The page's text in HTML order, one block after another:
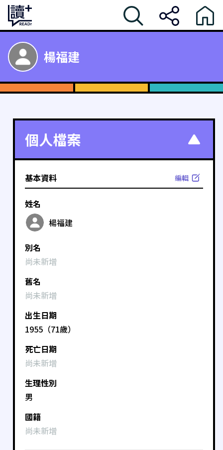
楊福建
個人檔案
基本資料 編輯
姓名
楊福建
別名
尚未新增
舊名
尚未新增
出生日期
1955（71歲）
死亡日期
尚未新增
生理性別
男
國籍
尚未新增